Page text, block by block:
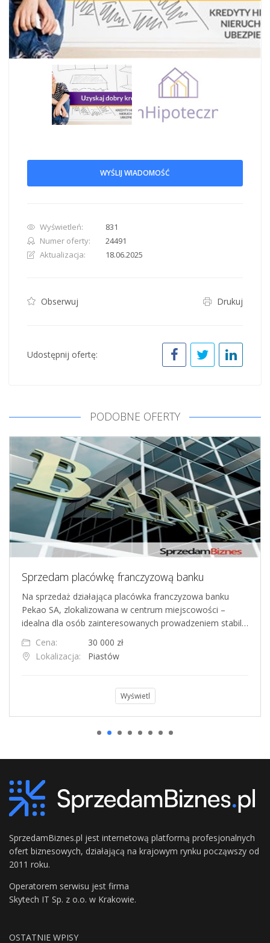
WYŚLIJ WIADOMOŚĆ
Wyświetleń:
831
Numer oferty:
24491
Aktualizacja:
18.06.2025
Obserwuj Drukuj
Udostępnij ofertę:
PODOBNE OFERTY
placówkę franczyzową banku
działająca placówka franczyzowa banku
zlokalizowana w centrum miejscowości –
osób zainteresowanych prowadzeniem stabil…
30 000 zł
Piastów
Na sprzedaż
wzrostową
535 tys. zł.
SprzedamBiznes.pl jest internetową platformą profesjonalnych
ofert biznesowych, działającą na krajowym rynku począwszy od
2011 roku.
Operatorem serwisu jest firma
Skytech IT Sp. z o.o. w Krakowie.
OSTATNIE WPISY